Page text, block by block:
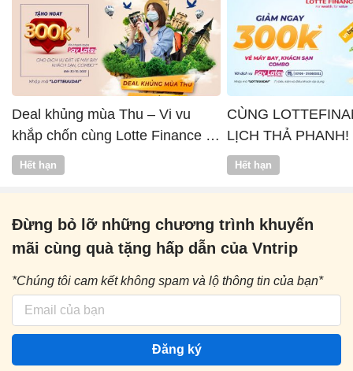
Deal khủng mùa Thu – Vi vu
khắp chốn cùng Lotte Finance x
Vntrip
Hết hạn
CÙNG
LỊCH THẢ PHANH!
Hết hạn
Đừng bỏ lỡ những chương trình khuyến
mãi cùng quà tặng hấp dẫn của Vntrip
*Chúng tôi cam kết không spam và lộ thông tin của bạn*
Đăng ký